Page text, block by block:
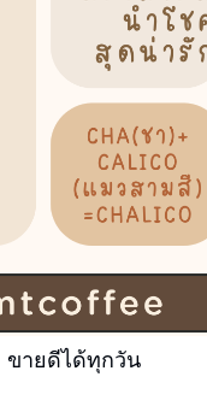
ขายดีได้ทุกวัน